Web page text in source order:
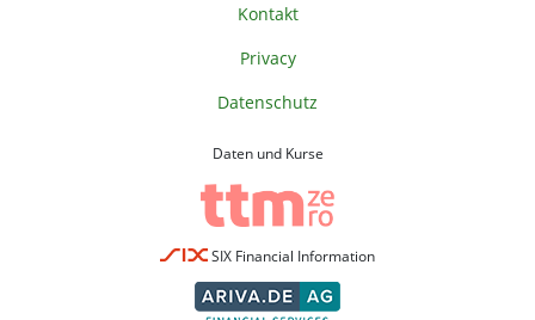
Kontakt
Privacy
Datenschutz
Daten und Kurse
SIX Financial Information